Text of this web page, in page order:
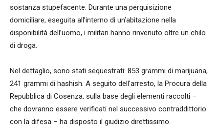
sostanza stupefacente. Durante una perquisizione
domiciliare, eseguita all’interno di un’abitazione nella
disponibilità dell’uomo, i militari hanno rinvenuto oltre un chilo
di droga.
Nel dettaglio, sono stati sequestrati: 853 grammi di marijuana,
241 grammi di hashish. A seguito dell’arresto, la Procura della
Repubblica di Cosenza, sulla base degli elementi raccolti –
che dovranno essere verificati nel successivo contraddittorio
con la difesa – ha disposto il giudizio direttissimo.